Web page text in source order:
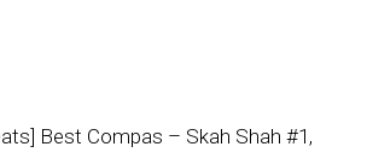
Best Compas – Skah Shah #1,